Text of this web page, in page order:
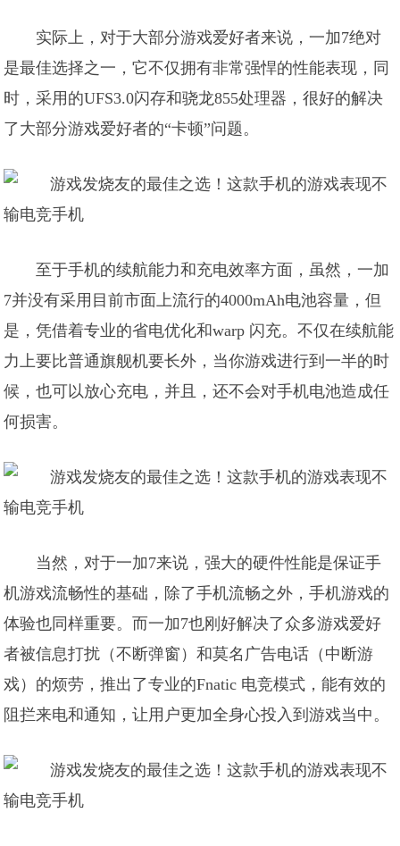
实际上，对于大部分游戏爱好者来说，一加7绝对
是最佳选择之一，它不仅拥有非常强悍的性能表现，同
时，采用的UFS3.0闪存和骁龙855处理器，很好的解决
了大部分游戏爱好者的“卡顿”问题。
至于手机的续航能力和充电效率方面，虽然，一加
7并没有采用目前市面上流行的4000mAh电池容量，但
是，凭借着专业的省电优化和warp 闪充。不仅在续航能
力上要比普通旗舰机要长外，当你游戏进行到一半的时
候，也可以放心充电，并且，还不会对手机电池造成任
何损害。
当然，对于一加7来说，强大的硬件性能是保证手
机游戏流畅性的基础，除了手机流畅之外，手机游戏的
体验也同样重要。而一加7也刚好解决了众多游戏爱好
者被信息打扰（不断弹窗）和莫名广告电话（中断游
戏）的烦劳，推出了专业的Fnatic 电竞模式，能有效的
阻拦来电和通知，让用户更加全身心投入到游戏当中。